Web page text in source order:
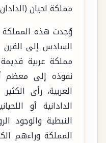
مملكة لحيان
وُجدت هذه
السادس إلى القرن
مملكة عربية
نفوذه إلى معظم
العربية، رأى
الدادانية أو
النبطية والوجود
المملكة وراءهم